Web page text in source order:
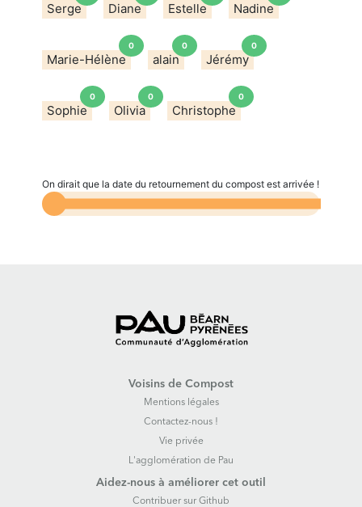
Serge Diane Estelle Nadine
Marie-Hélène
0
alain
0
Jérémy
0
Sophie
0
Olivia
0
Christophe
0
On dirait que la date du retournement du compost est arrivée !
Voisins de Compost
Mentions légales
Contactez-nous !
Vie privée
L'agglomération de Pau
Aidez-nous à améliorer cet outil
Contribuer sur Github